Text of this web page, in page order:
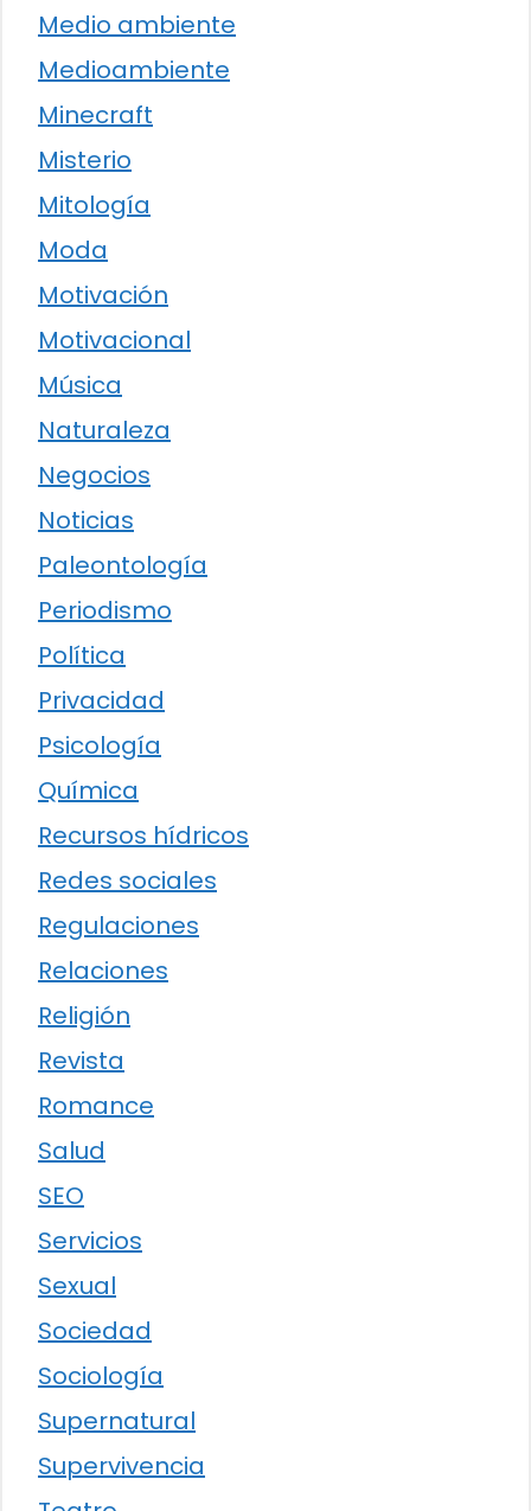
Medio ambiente
Medioambiente
Minecraft
Misterio
Mitología
Moda
Motivación
Motivacional
Música
Naturaleza
Negocios
Noticias
Paleontología
Periodismo
Política
Privacidad
Psicología
Química
Recursos hídricos
Redes sociales
Regulaciones
Relaciones
Religión
Revista
Romance
Salud
SEO
Servicios
Sexual
Sociedad
Sociología
Supernatural
Supervivencia